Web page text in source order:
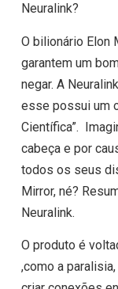
Neuralink?
O bilionário Elon
garantem um
negar. A
esse possui um
Científica”.
cabeça e por
todos os seus
Mirror, né?
Neuralink.
O produto é
,como a